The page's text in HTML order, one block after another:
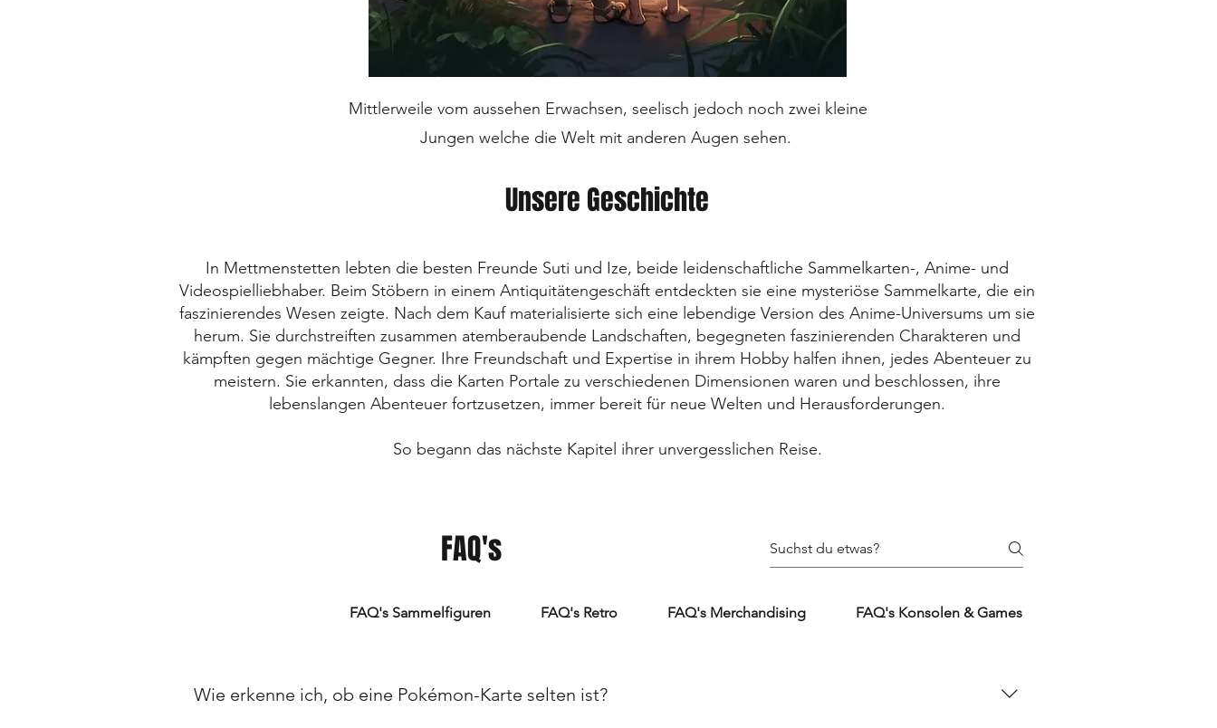
Mittlerweile vom aussehen Erwachsen, seelisch jedoch noch zwei kleine
Jungen welche die Welt mit anderen Augen sehen.
Unsere Geschichte
In Mettmenstetten lebten die besten Freunde Suti und Ize, beide leidenschaftliche Sammelkarten-, Anime- und
Videospielliebhaber. Beim Stöbern in einem Antiquitätengeschäft entdeckten sie eine mysteriöse Sammelkarte, die ein
faszinierendes Wesen zeigte. Nach dem Kauf materialisierte sich eine lebendige Version des Anime-Universums um sie
herum. Sie durchstreiften zusammen atemberaubende Landschaften, begegneten faszinierenden Charakteren und
kämpften gegen mächtige Gegner. Ihre Freundschaft und Expertise in ihrem Hobby halfen ihnen, jedes Abenteuer zu
meistern. Sie erkannten, dass die Karten Portale zu verschiedenen Dimensionen waren und beschlossen, ihre
lebenslangen Abenteuer fortzusetzen, immer bereit für neue Welten und Herausforderungen.
So begann das nächste Kapitel ihrer unvergesslichen Reise.
FAQ's
FAQ's Sammelfiguren FAQ's Retro FAQ's Merchandising FAQ's Konsolen & Games
Wie erkenne ich, ob eine Pokémon-Karte selten ist?